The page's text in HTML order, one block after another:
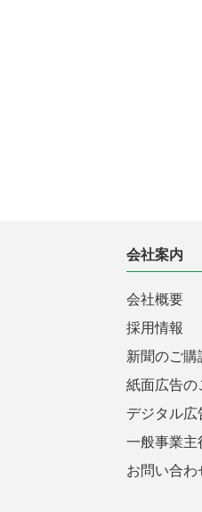
会社案内
会社概要
採用情報
新聞のご購
紙面広告の
デジタル広
一般事業主
お問い合わ